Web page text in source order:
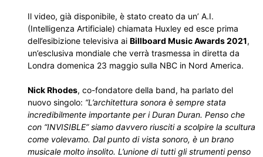
Il video, già disponibile, è stato creato da un’ A.I.
(Intelligenza Artificiale) chiamata Huxley ed esce prima
dell’esibizione televisiva ai Billboard Music Awards 2021,
un’esclusiva mondiale che verrà trasmessa in diretta da
Londra domenica 23 maggio sulla NBC in Nord America.
Nick Rhodes, co-fondatore della band, ha parlato del
nuovo singolo: “L’architettura sonora è sempre stata
incredibilmente importante per i Duran Duran. Penso che
con “INVISIBLE” siamo davvero riusciti a scolpire la scultura
come volevamo. Dal punto di vista sonoro, è un brano
musicale molto insolito. L’unione di tutti gli strumenti penso